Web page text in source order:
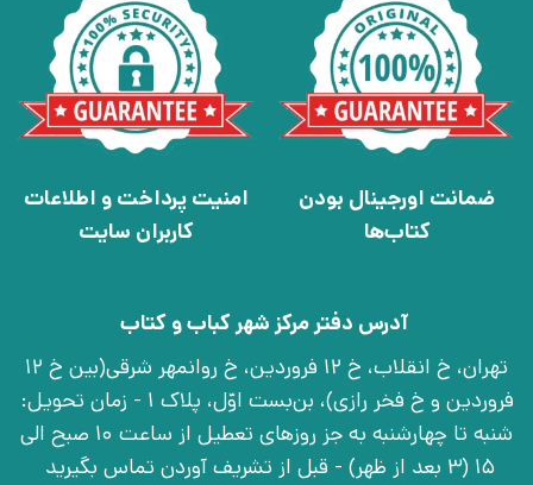
ضمانت اورجینال بودن
کتاب‌ها
امنیت پرداخت و اطلاعات
کاربران سایت
آدرس دفتر مرکز شهر کباب و کتاب
تهران، خ انقلاب، خ 12 فروردین، خ روانمهر شرقی(بین خ 12
فروردین و خ فخر رازی)، بن‌بست اوّل، پلاک 1 - زمان تحویل:
شنبه تا چهارشنبه به جز روزهای تعطیل از ساعت 10 صبح الی
15 (3 بعد از ظهر) - قبل از تشریف آوردن تماس بگیرید